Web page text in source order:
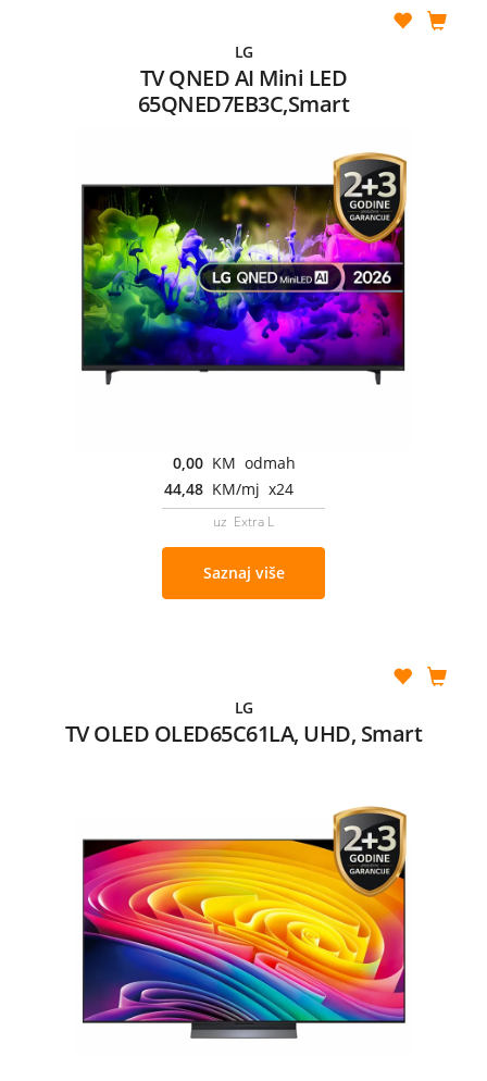
LG
TV QNED AI Mini LED
65QNED7EB3C,Smart
0,00 KM odmah
44,48 KM/mj x24
uz Extra L
Saznaj više
LG
TV OLED OLED65C61LA, UHD, Smart